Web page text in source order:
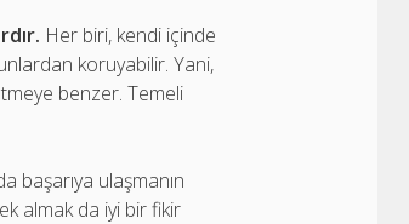
Her biri, kendi içinde
koruyabilir. Yani,
benzer. Temeli
başarıya ulaşmanın
almak da iyi bir fikir